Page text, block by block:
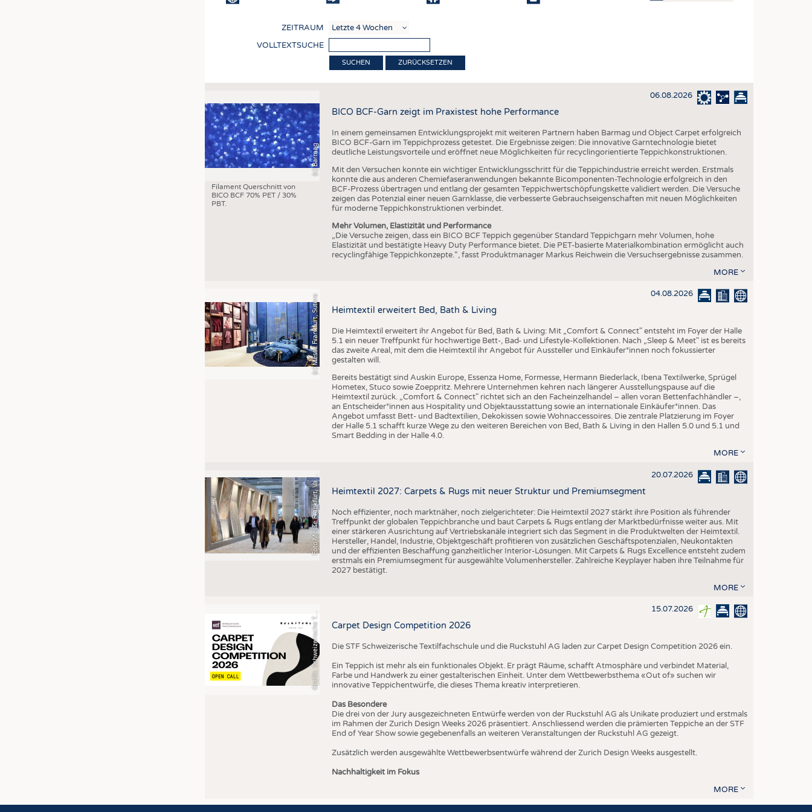
NACHHALTIGKEIT
KREISLAUFWIRTSCHAFT
TECHNISCHE TEXTILIEN
SMART TEXTILES
MEDIZIN
BEKLEIDUNG
TESTS
KRÜGER PERSONAL HEADHUNTING
PRAKTIKA & AUSBILDUNGEN
AUSSCHREIBUNGEN
DTV AUSSCHREIBUNGSDIENST
DAUNENCHECK
TERMINE
ZEITRAUM
VOLLTEXTSUCHE
ZURÜCKSETZEN
(c) Barmag
Filament Querschnitt von
BICO BCF 70% PET / 30%
PBT.
06.08.2026
BICO BCF-Garn zeigt im Praxistest hohe Performance
In einem gemeinsamen Entwicklungsprojekt mit weiteren Partnern haben Barmag und Object Carpet erfolgreich
BICO BCF-Garn im Teppichprozess getestet. Die Ergebnisse zeigen: Die innovative Garntechnologie bietet
deutliche Leistungsvorteile und eröffnet neue Möglichkeiten für recyclingorientierte Teppichkonstruktionen.
Mit den Versuchen konnte ein wichtiger Entwicklungsschritt für die Teppichindustrie erreicht werden. Erstmals
konnte die aus anderen Chemiefaseranwendungen bekannte Bicomponenten-Technologie erfolgreich in den
BCF-Prozess übertragen und entlang der gesamten Teppichwertschöpfungskette validiert werden. Die Versuche
zeigen das Potenzial einer neuen Garnklasse, die verbesserte Gebrauchseigenschaften mit neuen Möglichkeiten
für moderne Teppichkonstruktionen verbindet.
Mehr Volumen, Elastizität und Performance
„Die Versuche zeigen, dass ein BICO BCF Teppich gegenüber Standard Teppichgarn mehr Volumen, hohe
Elastizität und bestätigte Heavy Duty Performance bietet. Die PET-basierte Materialkombination ermöglicht auch
recyclingfähige Teppichkonzepte.“, fasst Produktmanager Markus Reichwein die Versuchsergebnisse zusammen.
MORE
(c) Messe Frankfurt, Sutera 04.08.2026
Heimtextil erweitert Bed, Bath & Living
Die Heimtextil erweitert ihr Angebot für Bed, Bath & Living: Mit „Comfort & Connect" entsteht im Foyer der Halle
5.1 ein neuer Treffpunkt für hochwertige Bett-, Bad- und Lifestyle-Kollektionen. Nach „Sleep & Meet" ist es bereits
das zweite Areal, mit dem die Heimtextil ihr Angebot für Aussteller und Einkäufer*innen noch fokussierter
gestalten will.
Bereits bestätigt sind Auskin Europe, Essenza Home, Formesse, Hermann Biederlack, Ibena Textilwerke, Sprügel
Hometex, Stuco sowie Zoeppritz. Mehrere Unternehmen kehren nach längerer Ausstellungspause auf die
Heimtextil zurück. „Comfort & Connect" richtet sich an den Facheinzelhandel – allen voran Bettenfachhändler –,
an Entscheider*innen aus Hospitality und Objektausstattung sowie an internationale Einkäufer*innen. Das
Angebot umfasst Bett- und Badtextilien, Dekokissen sowie Wohnaccessoires. Die zentrale Platzierung im Foyer
der Halle 5.1 schafft kurze Wege zu den weiteren Bereichen von Bed, Bath & Living in den Hallen 5.0 und 5.1 und
Smart Bedding in der Halle 4.0.
MORE
F
o
t
o
M
e
s
s
e
F
r
a
n
k
f
u
r
t
,
V
a
l
e
n
t
i
n 20.07.2026
Heimtextil 2027: Carpets & Rugs mit neuer Struktur und Premiumsegment
Noch effizienter, noch marktnäher, noch zielgerichteter: Die Heimtextil 2027 stärkt ihre Position als führender
Treffpunkt der globalen Teppichbranche und baut Carpets & Rugs entlang der Marktbedürfnisse weiter aus. Mit
einer stärkeren Ausrichtung auf Vertriebskanäle integriert sich das Segment in die Produktwelten der Heimtextil.
Hersteller, Handel, Industrie, Objektgeschäft profitieren von zusätzlichen Geschäftspotenzialen, Neukontakten
und der effizienten Beschaffung ganzheitlicher Interior-Lösungen. Mit Carpets & Rugs Excellence entsteht zudem
erstmals ein Premiumsegment für ausgewählte Volumenhersteller. Zahlreiche Keyplayer haben ihre Teilnahme für
2027 bestätigt.
MORE
r
a
f
i
k
:
S
c
h
w
e
i
z
e
r
i
s
c
h
e
T
e
t
i
l
f
a
c
h
s
c
h
u
l
e
S
T 15.07.2026
Carpet Design Competition 2026
Die STF Schweizerische Textilfachschule und die Ruckstuhl AG laden zur Carpet Design Competition 2026 ein.
Ein Teppich ist mehr als ein funktionales Objekt. Er prägt Räume, schafft Atmosphäre und verbindet Material,
Farbe und Handwerk zu einer gestalterischen Einheit. Unter dem Wettbewerbsthema «Out of» suchen wir
innovative Teppichentwürfe, die dieses Thema kreativ interpretieren.
Das Besondere
Die drei von der Jury ausgezeichneten Entwürfe werden von der Ruckstuhl AG als Unikate produziert und erstmals
im Rahmen der Zurich Design Weeks 2026 präsentiert. Anschliessend werden die prämierten Teppiche an der STF
End of Year Show sowie gegebenenfalls an weiteren Veranstaltungen der Ruckstuhl AG gezeigt.
Zusätzlich werden ausgewählte Wettbewerbsentwürfe während der Zurich Design Weeks ausgestellt.
Nachhaltigkeit im Fokus
MORE